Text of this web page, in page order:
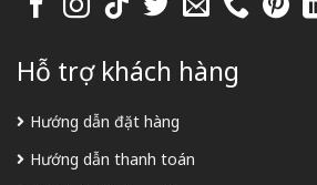
Hỗ trợ khách hàng
Hướng dẫn đặt hàng
Hướng dẫn thanh toán